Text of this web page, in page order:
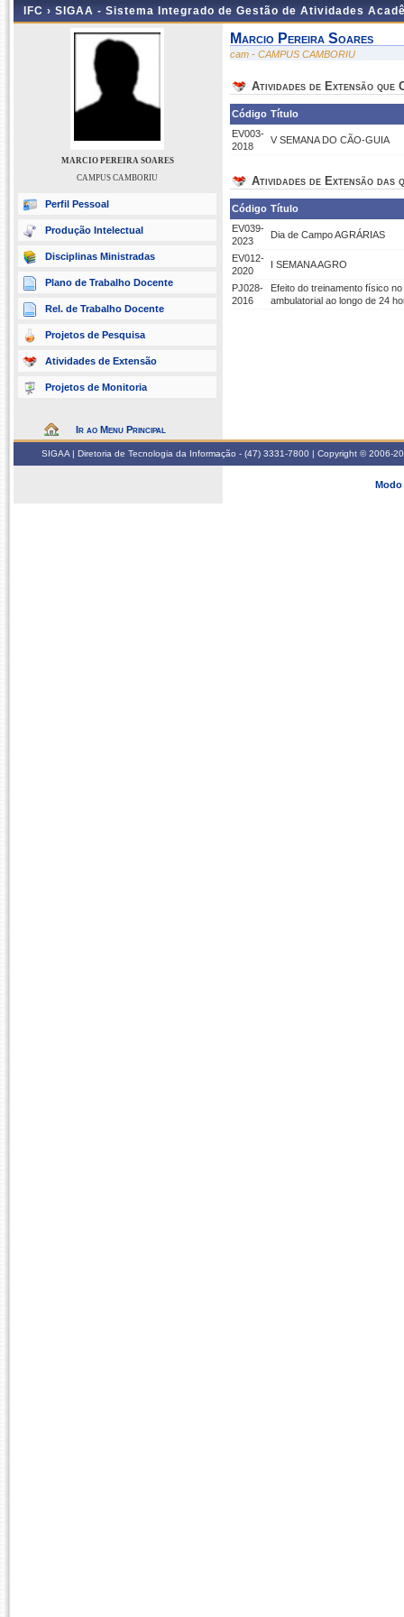
IFC › SIGAA - Sistema Integrado de Gestão de Atividades
MARCIO PEREIRA SOARES
CAMPUS CAMBORIU
Perfil Pessoal
Produção Intelectual
Disciplinas Ministradas
Plano de Trabalho Docente
Rel. de Trabalho Docente
Projetos de Pesquisa
Atividades de Extensão
Projetos de Monitoria
Ir ao Menu Principal
Marcio Pereira Soares
cam - CAMPUS CAMBORIU
Atividades de Extensão que
Código Título
EV003-
2018
V SEMANA DO CÃO-GUIA
Atividades de Extensão das
Código Título
EV039-
2023
Dia de Campo AGRÁRIAS
EV012-
2020
I SEMANA AGRO
PJ028-
2016
Efeito do treinamento físico
ambulatorial ao longo de 24
SIGAA | Diretoria de Tecnologia da Informação - (47) 3331-7800 | Copyright © 2006-
Modo